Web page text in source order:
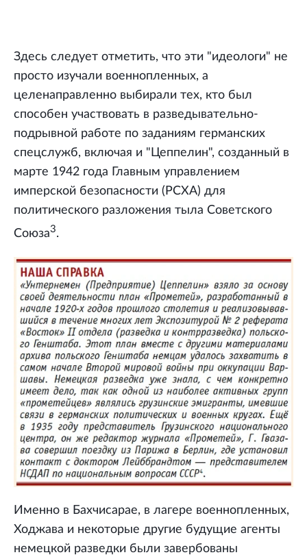
Здесь следует отметить, что эти "идеологи" не
просто изучали военнопленных, а
целенаправленно выбирали тех, кто был
способен участвовать в разведывательно-
подрывной работе по заданиям германских
спецслужб, включая и "Цеппелин", созданный в
марте 1942 года Главным управлением
имперской безопасности (РСХА) для
политического разложения тыла Советского
Союза3.
Именно в Бахчисарае, в лагере военнопленных,
Ходжава и некоторые другие будущие агенты
немецкой разведки были завербованы